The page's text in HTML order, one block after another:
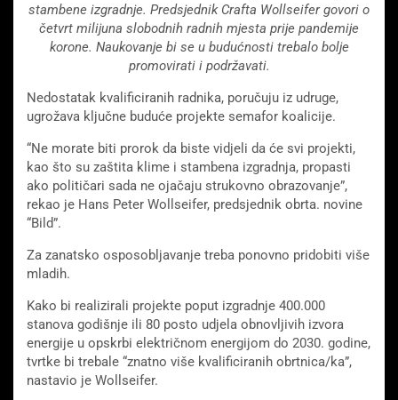
stambene izgradnje. Predsjednik Crafta Wollseifer govori o
četvrt milijuna slobodnih radnih mjesta prije pandemije
korone. Naukovanje bi se u budućnosti trebalo bolje
promovirati i podržavati.
Nedostatak kvalificiranih radnika, poručuju iz udruge,
ugrožava ključne buduće projekte semafor koalicije.
“Ne morate biti prorok da biste vidjeli da će svi projekti,
kao što su zaštita klime i stambena izgradnja, propasti
ako političari sada ne ojačaju strukovno obrazovanje”,
rekao je Hans Peter Wollseifer, predsjednik obrta. novine
“Bild”.
Za zanatsko osposobljavanje treba ponovno pridobiti više
mladih.
Kako bi realizirali projekte poput izgradnje 400.000
stanova godišnje ili 80 posto udjela obnovljivih izvora
energije u opskrbi električnom energijom do 2030. godine,
tvrtke bi trebale “znatno više kvalificiranih obrtnica/ka”,
nastavio je Wollseifer.